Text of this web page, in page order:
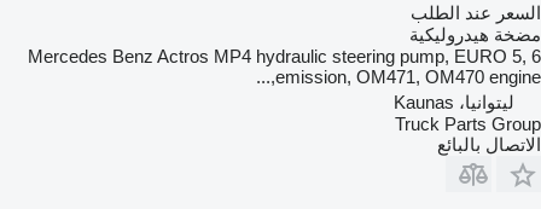
السعر عند الطلب
مضخة هيدروليكية
Mercedes Benz Actros MP4 hydraulic steering pump, EURO 5, 6
emission, OM471, OM470 engine,...
ليتوانيا، Kaunas
Truck Parts Group
الاتصال بالبائع